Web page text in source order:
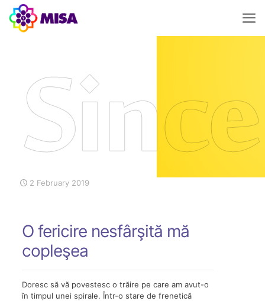
2 February 2019
O fericire nesfârşită mă
copleşea
Doresc să vă povestesc o trăire pe care am avut-o
în timpul unei spirale. Într-o stare de frenetică